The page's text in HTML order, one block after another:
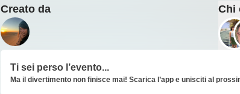
Creato da Chi
Ti sei perso l’evento...
Ma il divertimento non finisce mai! Scarica l’app e unisciti al